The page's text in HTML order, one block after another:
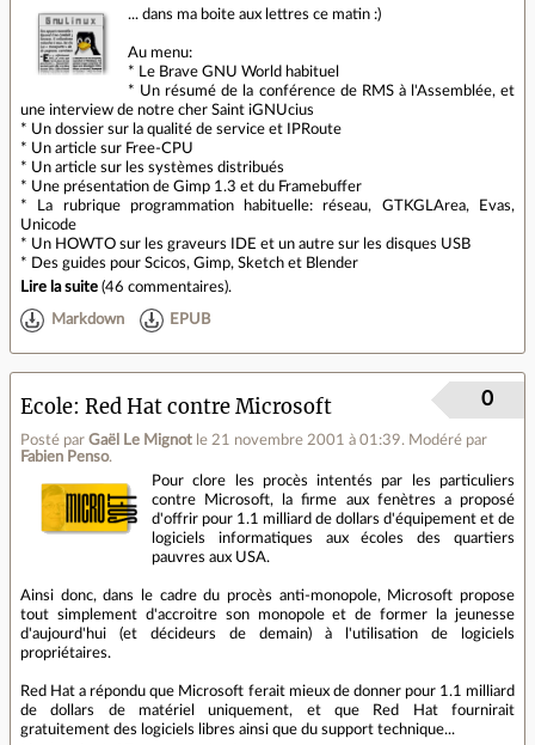
... dans ma boite aux lettres ce matin :)
Au menu:
* Le Brave GNU World habituel
* Un résumé de la conférence de RMS à l'Assemblée, et
une interview de notre cher Saint iGNUcius
* Un dossier sur la qualité de service et IPRoute
* Un article sur Free-CPU
* Un article sur les systèmes distribués
* Une présentation de Gimp 1.3 et du Framebuffer
* La rubrique programmation habituelle: réseau, GTKGLArea, Evas,
Unicode
* Un HOWTO sur les graveurs IDE et un autre sur les disques USB
* Des guides pour Scicos, Gimp, Sketch et Blender
Lire la suite (46 commentaires).
Markdown EPUB
Ecole: Red Hat contre Microsoft
Posté par Gaël Le Mignot le 21 novembre 2001 à 01:39. Modéré par
Fabien Penso.
0
Pour clore les procès intentés par les particuliers
contre Microsoft, la firme aux fenètres a proposé
d'offrir pour 1.1 milliard de dollars d'équipement et de
logiciels informatiques aux écoles des quartiers
pauvres aux USA.
Ainsi donc, dans le cadre du procès anti-monopole, Microsoft propose
tout simplement d'accroitre son monopole et de former la jeunesse
d'aujourd'hui (et décideurs de demain) à l'utilisation de logiciels
propriétaires.
Red Hat a répondu que Microsoft ferait mieux de donner pour 1.1 milliard
de dollars de matériel uniquement, et que Red Hat fournirait
gratuitement des logiciels libres ainsi que du support technique...